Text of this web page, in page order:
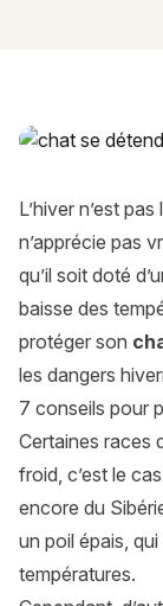
Protéger son
L’hiver n’est
n’apprécie pas
qu’il soit doté
baisse des
protéger son
les dangers
7 conseils pour
Certaines races
froid, c’est le
encore du
un poil épais,
températures.